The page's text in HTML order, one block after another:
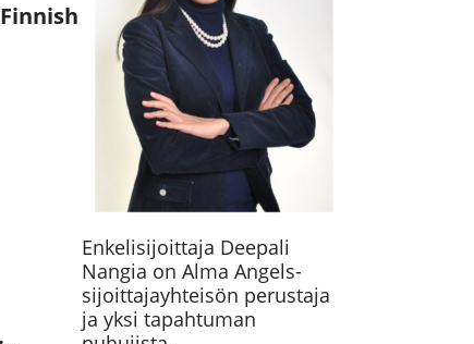
Enkelisijoittaja Deepali
Nangia on Alma Angels-
sijoittajayhteisön perustaja
ja yksi tapahtuman